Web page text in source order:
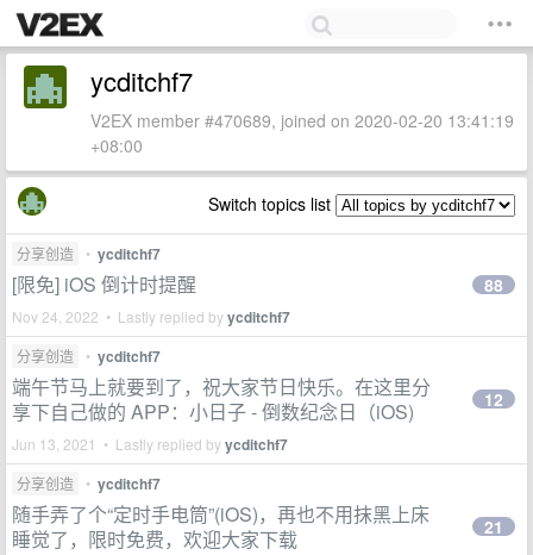
ycditchf7
V2EX member #470689, joined on 2020-02-20 13:41:19
+08:00
Switch topics list
分享创造 • ycditchf7
[限免] iOS 倒计时提醒
Nov 24, 2022 • Lastly replied byycditchf7
88
分享创造 • ycditchf7
端午节马上就要到了，祝大家节日快乐。在这里分
享下自己做的 APP：小日子 - 倒数纪念日（iOS)
Jun 13, 2021 • Lastly replied byycditchf7
12
分享创造 • ycditchf7
随手弄了个“定时手电筒”(iOS)，再也不用抹黑上床
睡觉了，限时免费，欢迎大家下载
21